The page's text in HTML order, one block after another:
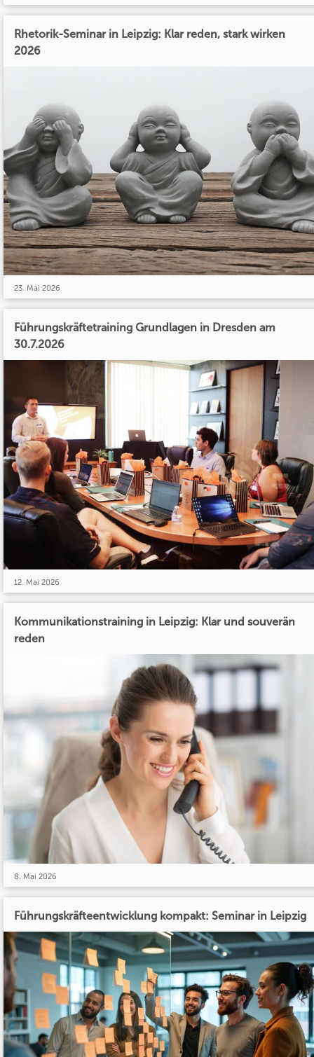
Rhetorik-Seminar in Leipzig: Klar reden, stark wirken
2026
23. Mai 2026
Führungskräftetraining Grundlagen in Dresden am
30.7.2026
12. Mai 2026
Kommunikationstraining in Leipzig: Klar und souverän
reden
8. Mai 2026
Führungskräfteentwicklung kompakt: Seminar in Leipzig